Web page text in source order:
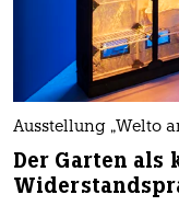
Ausstellung „Welto
Der Garten als